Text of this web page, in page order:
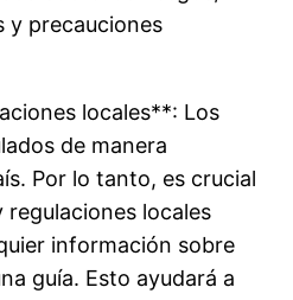
y precauciones
locales**: Los
de manera
Por lo tanto, es crucial
regulaciones locales
información sobre
guía. Esto ayudará a